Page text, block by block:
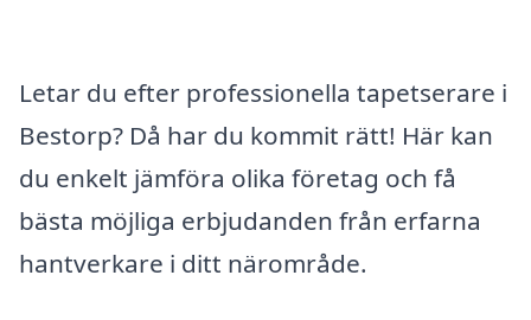
Letar du efter professionella tapetserare i
Bestorp? Då har du kommit rätt! Här kan
du enkelt jämföra olika företag och få
bästa möjliga erbjudanden från erfarna
hantverkare i ditt närområde.